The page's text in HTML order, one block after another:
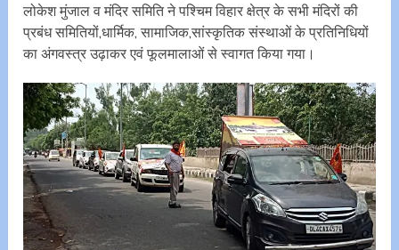
लोकेश मुंजाल व मंदिर समिति ने पश्चिम विहार क्षेत्र के सभी मंदिरों की
प्रबंध समितियों,धार्मिक, सामाजिक,सांस्कृतिक संस्थाओं के प्रतिनिधियों
का अंगवस्त्र उढ़ाकर एवं फूलमालाओं से स्वागत किया गया।